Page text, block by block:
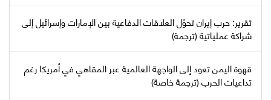
تقرير: حرب إيران تحوّل العلاقات الدفاعية بين الإمارات وإسرائيل إلى
شراكة عملياتية (ترجمة)
قهوة اليمن تعود إلى الواجهة العالمية عبر المقاهي في أمريكا رغم
تداعيات الحرب (ترجمة خاصة)